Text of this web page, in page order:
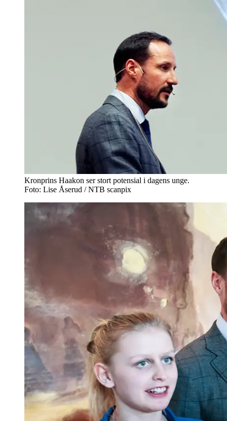
Kronprins Haakon ser stort potensial i dagens unge.
Foto: Lise Åserud / NTB scanpix